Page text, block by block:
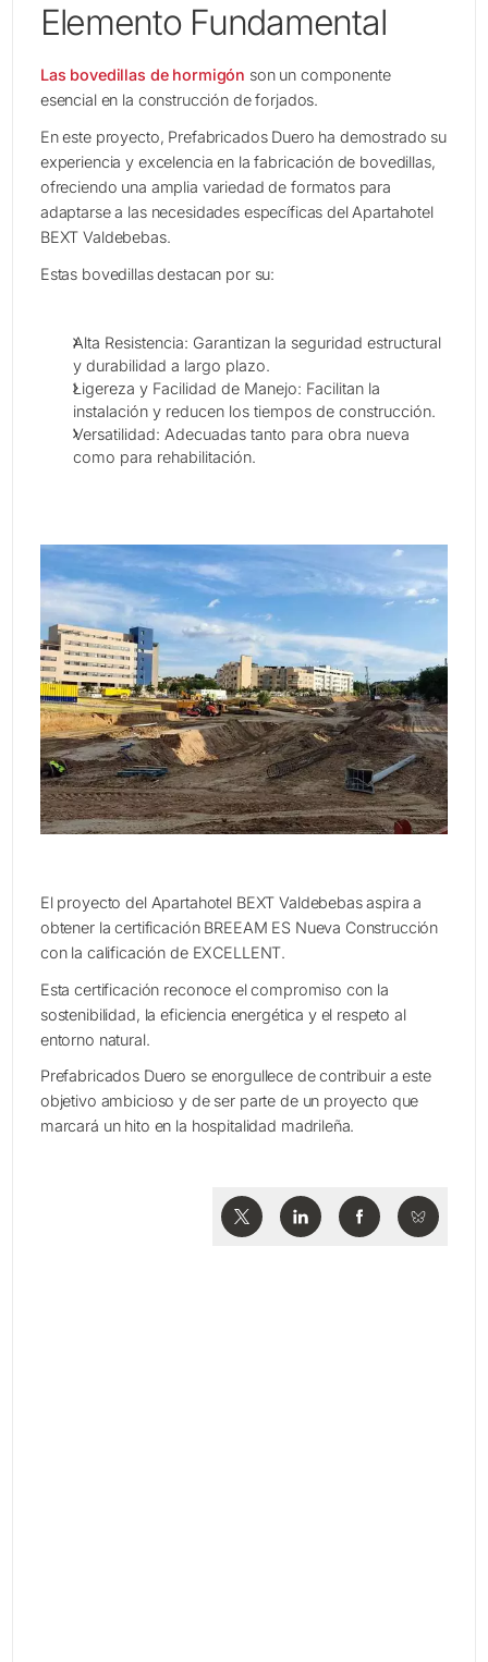
Elemento Fundamental
Las bovedillas de hormigón son un componente
esencial en la construcción de forjados.
En este proyecto, Prefabricados Duero ha demostrado su
experiencia y excelencia en la fabricación de bovedillas,
ofreciendo una amplia variedad de formatos para
adaptarse a las necesidades específicas del Apartahotel
BEXT Valdebebas.
Estas bovedillas destacan por su:
Alta Resistencia: Garantizan la seguridad estructural
y durabilidad a largo plazo.
Ligereza y Facilidad de Manejo: Facilitan la
instalación y reducen los tiempos de construcción.
Versatilidad: Adecuadas tanto para obra nueva
como para rehabilitación.
El proyecto del Apartahotel BEXT Valdebebas aspira a
obtener la certificación BREEAM ES Nueva Construcción
con la calificación de EXCELLENT.
Esta certificación reconoce el compromiso con la
sostenibilidad, la eficiencia energética y el respeto al
entorno natural.
Prefabricados Duero se enorgullece de contribuir a este
objetivo ambicioso y de ser parte de un proyecto que
marcará un hito en la hospitalidad madrileña.